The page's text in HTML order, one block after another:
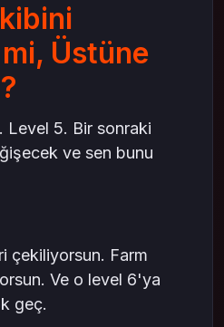
Üstüne
Level 5. Bir sonraki
ve sen bunu
çekiliyorsun. Farm
Ve o level 6'ya
geç.